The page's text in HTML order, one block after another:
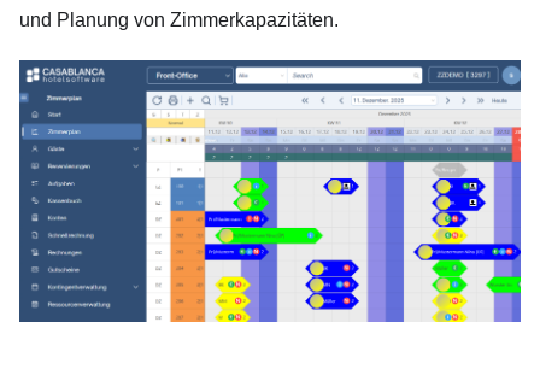
und Planung von Zimmerkapazitäten.